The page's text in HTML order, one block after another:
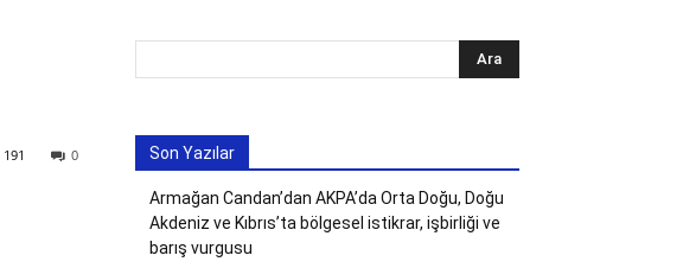
0
191 Son Yazılar
Armağan Candan’dan AKPA’da Orta Doğu, Doğu
Akdeniz ve Kıbrıs’ta bölgesel istikrar, işbirliği ve
barış vurgusu